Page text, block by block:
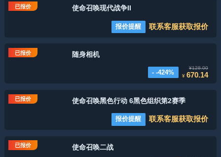
已报价 使命召唤现代战争II
报价提醒 联系客服获取报价
已报价 随身相机
- -424%
¥128.00
¥670.14
已报价 使命召唤黑色行动 6黑色组织第2赛季
报价提醒 联系客服获取报价
已报价 使命召唤二战